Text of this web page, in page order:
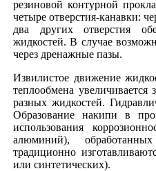
резиновой контурной
четыре отверстия-канавки:
два других отверстия
жидкостей. В случае
через дренажные пазы.
Извилистое движение
теплообмена увеличивается
разных жидкостей.
Образование накипи в
использования
алюминий),
традиционно
или синтетических).